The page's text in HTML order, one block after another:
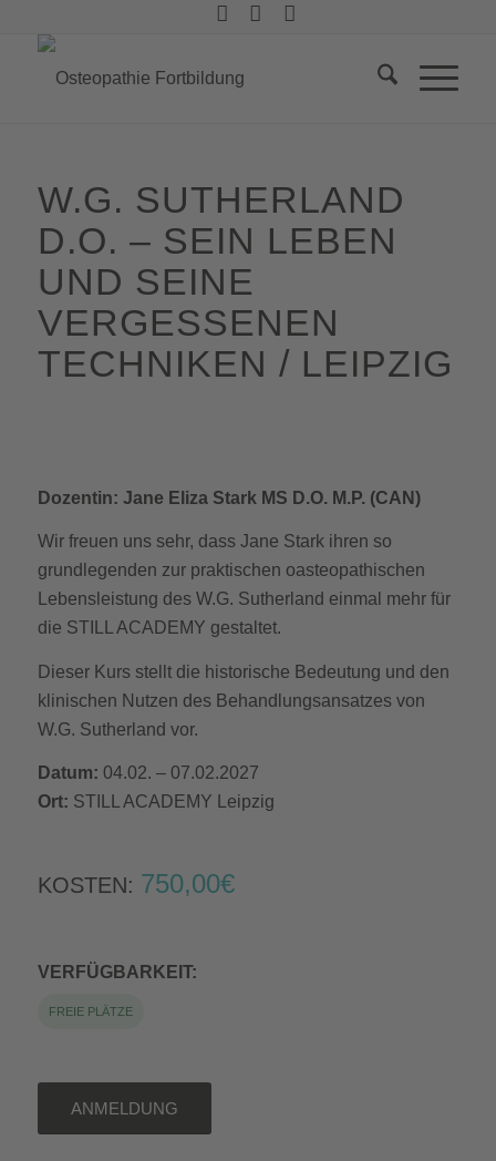
W.G. SUTHERLAND
D.O. – SEIN LEBEN
UND SEINE
VERGESSENEN
TECHNIKEN / LEIPZIG
Dozentin: Jane Eliza Stark MS D.O. M.P. (CAN)
Wir freuen uns sehr, dass Jane Stark ihren so
grundlegenden zur praktischen oasteopathischen
Lebensleistung des W.G. Sutherland einmal mehr für
die STILL ACADEMY gestaltet.
Dieser Kurs stellt die historische Bedeutung und den
klinischen Nutzen des Behandlungsansatzes von
W.G. Sutherland vor.
Datum: 04.02. – 07.02.2027
Ort: STILL ACADEMY Leipzig
KOSTEN: 750,00€
VERFÜGBARKEIT:
FREIE PLÄTZE
ANMELDUNG